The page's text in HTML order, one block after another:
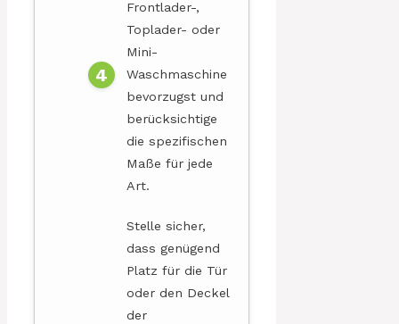
Frontlader-,
Toplader- oder
Mini-
Waschmaschine
bevorzugst und
berücksichtige
die spezifischen
Maße für jede
Art.
Stelle sicher,
dass genügend
Platz für die Tür
oder den Deckel
der